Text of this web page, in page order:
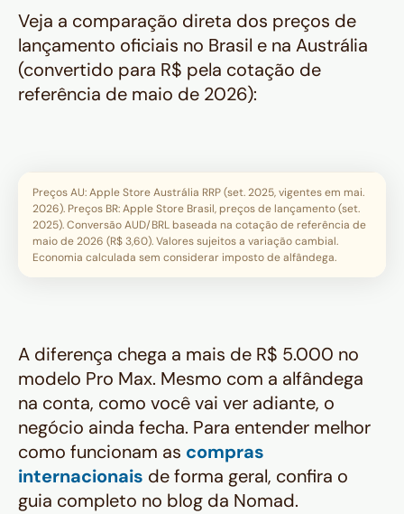
Veja a comparação direta dos preços de
lançamento oficiais no Brasil e na Austrália
(convertido para R$ pela cotação de
referência de maio de 2026):
Preços AU: Apple Store Austrália RRP (set. 2025, vigentes em mai.
2026). Preços BR: Apple Store Brasil, preços de lançamento (set.
2025). Conversão AUD/BRL baseada na cotação de referência de
maio de 2026 (R$ 3,60). Valores sujeitos a variação cambial.
Economia calculada sem considerar imposto de alfândega.
A diferença chega a mais de R$ 5.000 no
modelo Pro Max. Mesmo com a alfândega
na conta, como você vai ver adiante, o
negócio ainda fecha. Para entender melhor
como funcionam as compras
internacionais de forma geral, confira o
guia completo no blog da Nomad.